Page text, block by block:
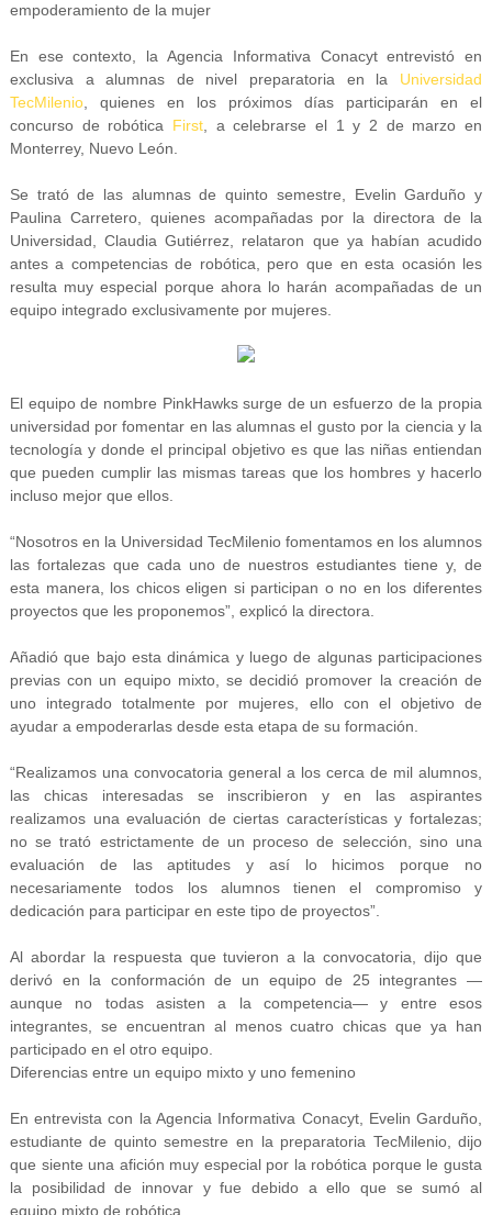
empoderamiento de la mujer
En ese contexto, la Agencia Informativa Conacyt entrevistó en
exclusiva a alumnas de nivel preparatoria en la Universidad
TecMilenio, quienes en los próximos días participarán en el
concurso de robótica First, a celebrarse el 1 y 2 de marzo en
Monterrey, Nuevo León.
Se trató de las alumnas de quinto semestre, Evelin Garduño y
Paulina Carretero, quienes acompañadas por la directora de la
Universidad, Claudia Gutiérrez, relataron que ya habían acudido
antes a competencias de robótica, pero que en esta ocasión les
resulta muy especial porque ahora lo harán acompañadas de un
equipo integrado exclusivamente por mujeres.
El equipo de nombre PinkHawks surge de un esfuerzo de la propia
universidad por fomentar en las alumnas el gusto por la ciencia y la
tecnología y donde el principal objetivo es que las niñas entiendan
que pueden cumplir las mismas tareas que los hombres y hacerlo
incluso mejor que ellos.
“Nosotros en la Universidad TecMilenio fomentamos en los alumnos
las fortalezas que cada uno de nuestros estudiantes tiene y, de
esta manera, los chicos eligen si participan o no en los diferentes
proyectos que les proponemos”, explicó la directora.
Añadió que bajo esta dinámica y luego de algunas participaciones
previas con un equipo mixto, se decidió promover la creación de
uno integrado totalmente por mujeres, ello con el objetivo de
ayudar a empoderarlas desde esta etapa de su formación.
“Realizamos una convocatoria general a los cerca de mil alumnos,
las chicas interesadas se inscribieron y en las aspirantes
realizamos una evaluación de ciertas características y fortalezas;
no se trató estrictamente de un proceso de selección, sino una
evaluación de las aptitudes y así lo hicimos porque no
necesariamente todos los alumnos tienen el compromiso y
dedicación para participar en este tipo de proyectos”.
Al abordar la respuesta que tuvieron a la convocatoria, dijo que
derivó en la conformación de un equipo de 25 integrantes —
aunque no todas asisten a la competencia— y entre esos
integrantes, se encuentran al menos cuatro chicas que ya han
participado en el otro equipo.
Diferencias entre un equipo mixto y uno femenino
En entrevista con la Agencia Informativa Conacyt, Evelin Garduño,
estudiante de quinto semestre en la preparatoria TecMilenio, dijo
que siente una afición muy especial por la robótica porque le gusta
la posibilidad de innovar y fue debido a ello que se sumó al
equipomixto de robótica.